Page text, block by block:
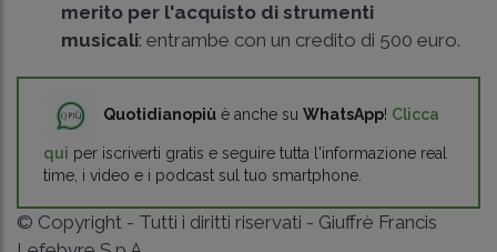
merito per l'acquisto di strumenti
musicali: entrambe con un credito di 500 euro.
Quotidianopiù è anche su WhatsApp! Clicca
qui per iscriverti gratis e seguire tutta l'informazione real
time, i video e i podcast sul tuo smartphone.
© Copyright - Tutti i diritti riservati - Giuffrè Francis